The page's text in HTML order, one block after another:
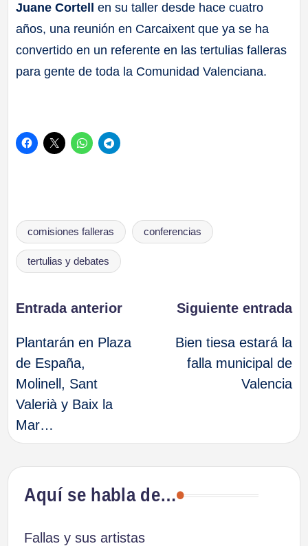
Juane Cortell
en su taller desde hace cuatro
años, una reunión en Carcaixent que ya se ha
convertido en un referente en las tertulias falleras
para gente de toda la Comunidad Valenciana.
Etiquetas:
comisiones falleras conferencias
tertulias y debates
Navegación
de
entradas
Entrada anterior
Plantarán en Plaza
de España,
Molinell, Sant
Valerià y Baix la
Mar…
Siguiente entrada
Bien tiesa estará la
falla municipal de
Valencia
Aquí se habla de…
Fallas y sus artistas